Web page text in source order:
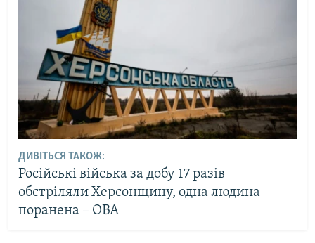
ДИВІТЬСЯ ТАКОЖ:
Російські війська за добу 17 разів
обстріляли Херсонщину, одна людина
поранена – ОВА